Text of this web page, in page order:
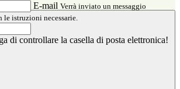
E-mail Verrà inviato un messaggio
istruzioni necessarie.
di controllare la casella di posta elettronica!